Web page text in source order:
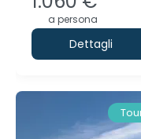
a persona
Dettagli